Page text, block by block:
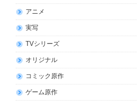
アニメ
実写
TVシリーズ
オリジナル
コミック原作
ゲーム原作